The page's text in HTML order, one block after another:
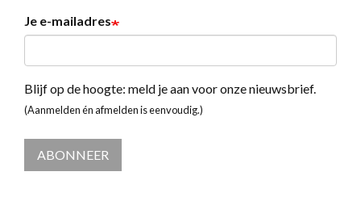
Je e-mailadres
Blijf op de hoogte: meld je aan voor onze nieuwsbrief.
(Aanmelden én afmelden is eenvoudig.)
ABONNEER